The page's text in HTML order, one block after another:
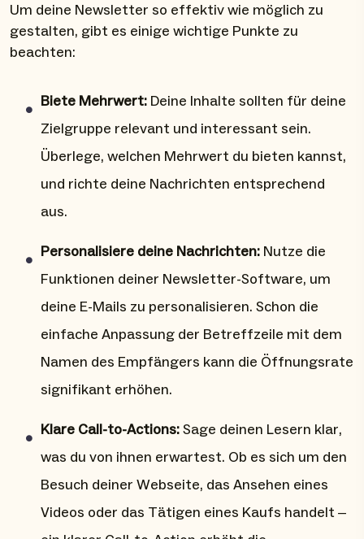
Um deine Newsletter so effektiv wie möglich zu
gestalten, gibt es einige wichtige Punkte zu
beachten:
Biete Mehrwert: Deine Inhalte sollten für deine
Zielgruppe relevant und interessant sein.
Überlege, welchen Mehrwert du bieten kannst,
und richte deine Nachrichten entsprechend
aus.
Personalisiere deine Nachrichten: Nutze die
Funktionen deiner Newsletter-Software, um
deine E-Mails zu personalisieren. Schon die
einfache Anpassung der Betreffzeile mit dem
Namen des Empfängers kann die Öffnungsrate
signifikant erhöhen.
Klare Call-to-Actions:Sage deinen Lesern klar,
was du von ihnen erwartest. Ob es sich um den
Besuch deiner Webseite, das Ansehen eines
Videos oder das Tätigen eines Kaufs handelt –